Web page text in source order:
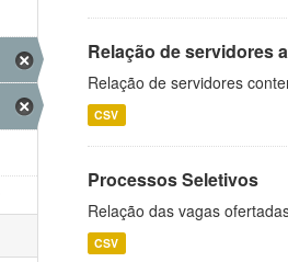
Relação de servidores
Relação de servidores
CSV
Processos Seletivos
Relação das vagas
CSV